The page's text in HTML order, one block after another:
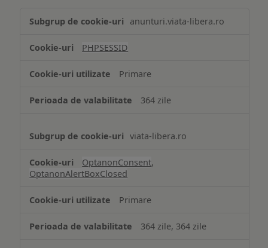
de
Cookie
necesare
anunturi.viata-libera.ro
PHPSESSID
Primare
364 zile
viata-libera.ro
OptanonConsent,
OptanonAlertBoxClosed
Primare
364 zile, 364 zile